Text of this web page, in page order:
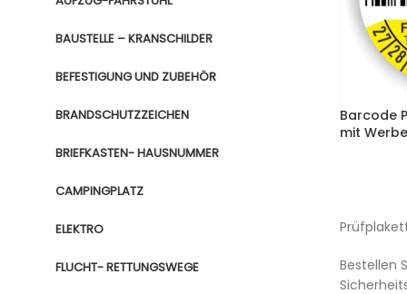
BAUSTELLE – KRANSCHILDER
BEFESTIGUNG UND ZUBEHÖR
BRANDSCHUTZZEICHEN
BRIEFKASTEN- HAUSNUMMER
CAMPINGPLATZ
ELEKTRO
FLUCHT- RETTUNGSWEGE
Barcode
mit
Bestellen